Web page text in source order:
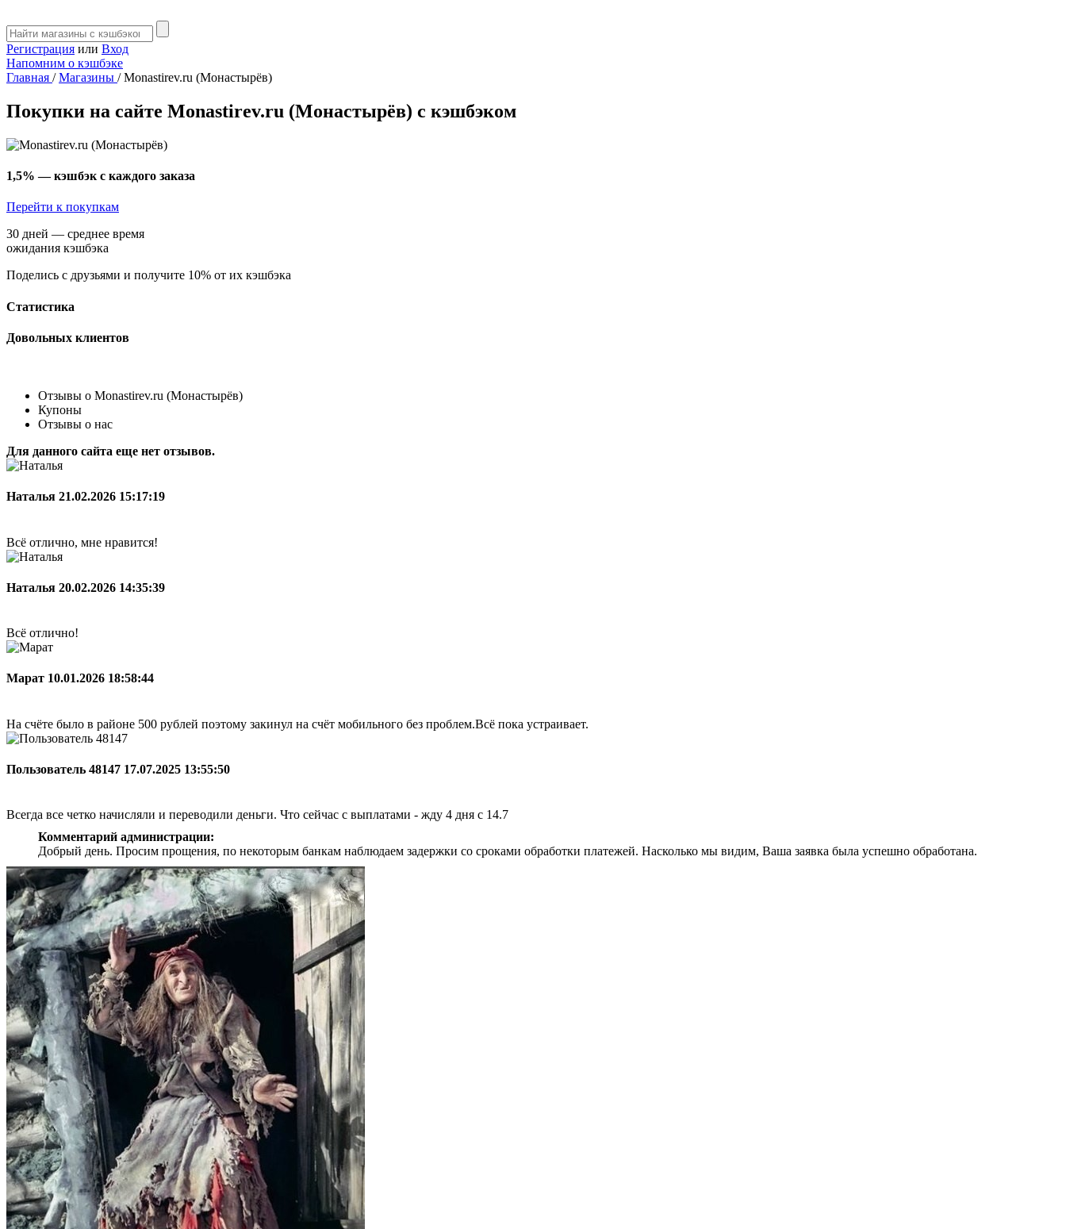
Регистрация или Вход
Напомним о кэшбэке
Главная / Магазины / Monastirev.ru (Монастырёв)
Покупки на сайте Monastirev.ru (Монастырёв) с кэшбэком
1,5% — кэшбэк с каждого заказа
Перейти к покупкам
30 дней — среднее время
ожидания кэшбэка
Поделись с друзьями и получите 10% от их кэшбэка
Статистика
Довольных клиентов
Отзывы о Monastirev.ru (Монастырёв)
Купоны
Отзывы о нас
Для данного сайта еще нет отзывов.
Наталья 21.02.2026 15:17:19
Всё отлично, мне нравится!
Наталья 20.02.2026 14:35:39
Всё отлично!
Марат 10.01.2026 18:58:44
На счёте было в районе 500 рублей поэтому закинул на счёт мобильного без проблем.Всё пока устраивает.
Пользователь 48147 17.07.2025 13:55:50
Всегда все четко начисляли и переводили деньги. Что сейчас с выплатами - жду 4 дня с 14.7
Комментарий администрации:
Добрый день. Просим прощения, по некоторым банкам наблюдаем задержки со сроками обработки платежей. Насколько мы видим, Ваша заявка была успешно обработана.